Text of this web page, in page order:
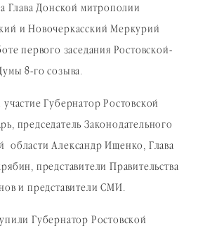
Глава Донской митрополии
и Новочеркасский Меркурий
первого заседания Ростовской-
8-го созыва.
Губернатор Ростовской
председатель Законодательного
области Александр Ищенко, Глава
представители Правительства
и представители СМИ.
Губернатор Ростовской